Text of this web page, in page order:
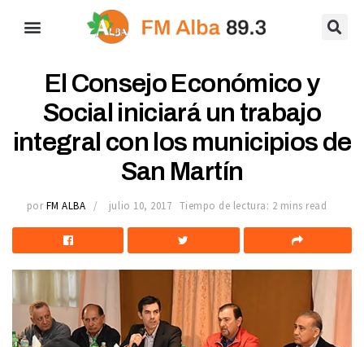
El Consejo Económico y
Social iniciará un trabajo
integral con los municipios de
San Martín
por FM ALBA julio 10, 2017 Tiempo de lectura: 2 mins read